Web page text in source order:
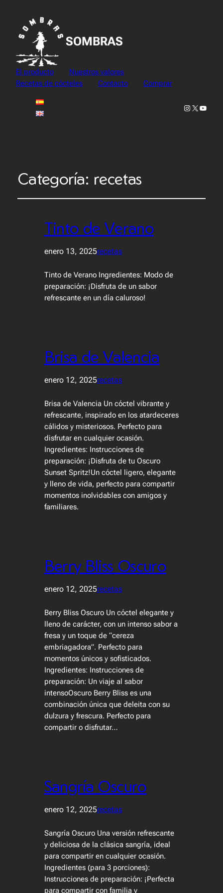
SOMBRAS
El producto
Nuestros valores
Recetas de cócteles
Contacto Comprar
Instagram
X
Categoría: recetas
Tinto de Verano
enero 13, 2025recetas
Tinto de Verano Ingredientes: Modo de
preparación: ¡Disfruta de un sabor
refrescante en un día caluroso!
Brisa de Valencia
enero 12, 2025recetas
Brisa de Valencia Un cóctel vibrante y
refrescante, inspirado en los atardeceres
cálidos y misteriosos. Perfecto para
disfrutar en cualquier ocasión.
Ingredientes: Instrucciones de
preparación: ¡Disfruta de tu Oscuro
Sunset Spritz!Un cóctel ligero, elegante
y lleno de vida, perfecto para compartir
momentos inolvidables con amigos y
familiares.
Berry Bliss Oscuro
enero 12, 2025recetas
Berry Bliss Oscuro Un cóctel elegante y
lleno de carácter, con un intenso sabor a
fresa y un toque de “cereza
embriagadora”. Perfecto para
momentos únicos y sofisticados.
Ingredientes: Instrucciones de
preparación: Un viaje al sabor
intensoOscuro Berry Bliss es una
combinación única que deleita con su
dulzura y frescura. Perfecto para
compartir o disfrutar…
Sangría Oscuro
enero 12, 2025recetas
Sangría Oscuro Una versión refrescante
y deliciosa de la clásica sangría, ideal
para compartir en cualquier ocasión.
Ingredientes (para 3 porciones):
Instrucciones de preparación: ¡Perfecta
para compartir con familia y